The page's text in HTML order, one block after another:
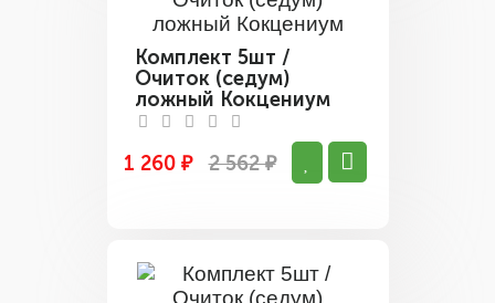
Комплект 5шт /
Очиток (седум)
ложный Кокцениум
1 260 ₽ 2 562 ₽